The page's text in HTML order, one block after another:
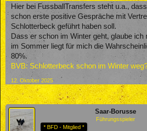
Hier bei FussballTransfers steht u.a.,
schon erste positive Gespräche mit
Schlotterbeck geführt haben soll.
Dass er schon im Winter geht, glaube ich
im Sommer liegt für mich die
80%.
BVB: Schlotterbeck schon im Winter
12. Oktober 2025
Saar-Borusse
Führungsspieler
* BFD - Mitglied *